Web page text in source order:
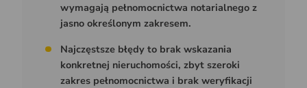
wymagają pełnomocnictwa notarialnego z
jasno określonym zakresem.
Najczęstsze błędy to brak wskazania
konkretnej nieruchomości, zbyt szeroki
zakres pełnomocnictwa i brak weryfikacji